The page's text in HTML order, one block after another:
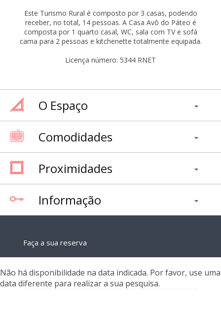
Este Turismo Rural é composto por 3 casas, podendo
receber, no total, 14 pessoas. A Casa Avô do Páteo é
composta por 1 quarto casal, WC, sala com TV e sofá
cama para 2 pessoas e kitchenette totalmente equipada.
Licença número: 5344 RNET
O Espaço
Comodidades
Proximidades
Informação
Faça a sua reserva
Não há disponibilidade na data indicada. Por favor, use uma
data diferente para realizar a sua pesquisa.